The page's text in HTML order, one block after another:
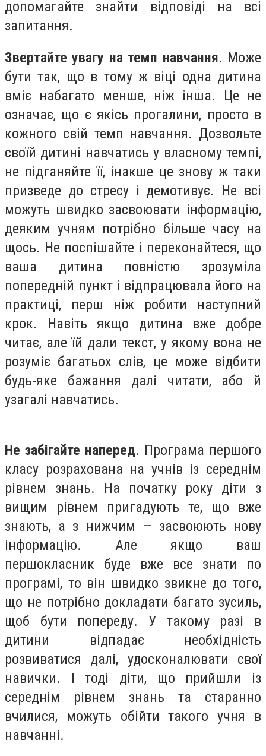
допомагайте знайти відповіді на всі
запитання.
Звертайте увагу на темп навчання. Може
бути так, що в тому ж віці одна дитина
вміє набагато менше, ніж інша. Це не
означає, що є якісь прогалини, просто в
кожного свій темп навчання. Дозвольте
своїй дитині навчатись у власному темпі,
не підганяйте її, інакше це знову ж таки
призведе до стресу і демотивує. Не всі
можуть швидко засвоювати інформацію,
деяким учням потрібно більше часу на
щось. Не поспішайте і переконайтеся, що
ваша дитина повністю зрозуміла
попередній пункт і відпрацювала його на
практиці, перш ніж робити наступний
крок. Навіть якщо дитина вже добре
читає, але їй дали текст, у якому вона не
розуміє багатьох слів, це може відбити
будь-яке бажання далі читати, або й
узагалі навчатись.
Не забігайте наперед. Програма першого
класу розрахована на учнів із середнім
рівнем знань. На початку року діти з
вищим рівнем пригадують те, що вже
знають, а з нижчим — засвоюють нову
інформацію. Але якщо ваш
першокласник буде вже все знати по
програмі, то він швидко звикне до того,
що не потрібно докладати багато зусиль,
щоб бути попереду. У такому разі в
дитини відпадає необхідність
розвиватися далі, удосконалювати свої
навички. І тоді діти, що прийшли із
середнім рівнем знань та старанно
вчилися, можуть обійти такого учня в
навчанні.